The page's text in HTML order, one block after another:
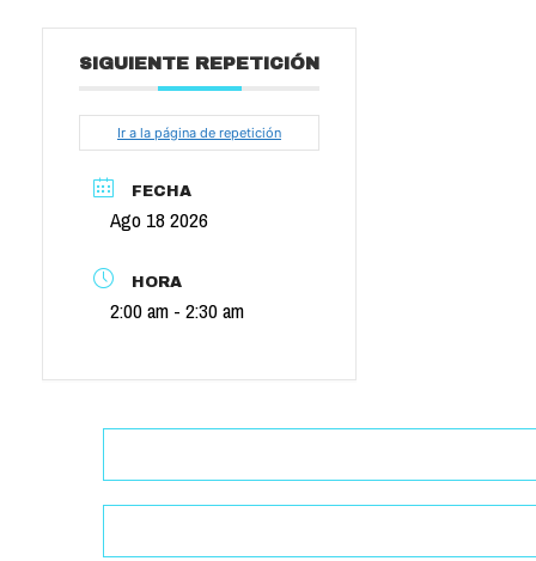
SIGUIENTE REPETICIÓN
Ir a la página de repetición
FECHA
Ago 18 2026
HORA
2:00 am - 2:30 am